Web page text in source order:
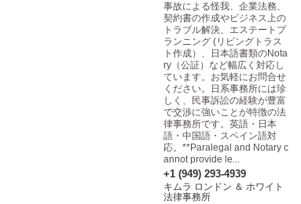
事故による怪我、企業法務、
契約書の作成やビジネス上の
トラブル解決、エステートプ
ランニング (リビングトラス
ト作成）、日本語書類のNota
ry（公証）など幅広く対応し
ています。お気軽にお問合せ
ください。日系事務所には珍
しく、民事訴訟の経験が豊富
で交渉に強いことが特徴の法
律事務所です。英語・日本
語・中国語・スペイン語対
応。**Paralegal and Notary c
annot provide le...
+1 (949) 293-4939
キムラ ロンドン ＆ ホワイト
法律事務所